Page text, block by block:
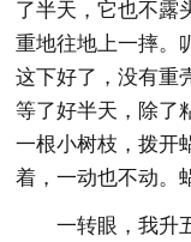
了半天，它也不露
重地往地上一摔。
这下好了，没有重
等了好半天，除了
一根小树枝，拨开
着，一动也不动。
一转眼，我升